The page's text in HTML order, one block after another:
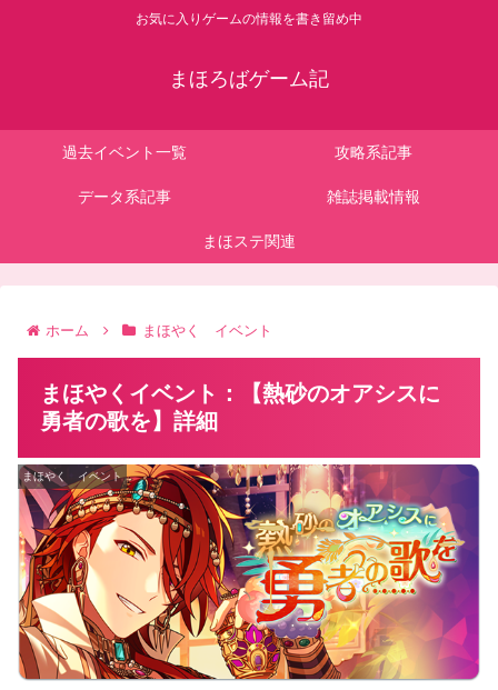
お気に入りゲームの情報を書き留め中
まほろばゲーム記
過去イベント一覧 攻略系記事
データ系記事 雑誌掲載情報
まほステ関連
ホーム まほやく イベント
まほやくイベント：【熱砂のオアシスに
勇者の歌を】詳細
まほやく イベント